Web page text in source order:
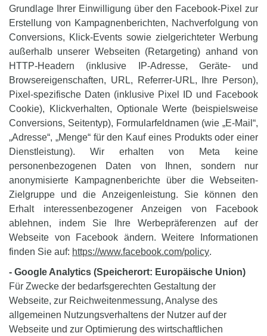
Grundlage Ihrer Einwilligung über den Facebook-Pixel zur
Erstellung von Kampagnenberichten, Nachverfolgung von
Conversions, Klick-Events sowie zielgerichteter Werbung
außerhalb unserer Webseiten (Retargeting) anhand von
HTTP-Headern (inklusive IP-Adresse, Geräte- und
Browsereigenschaften, URL, Referrer-URL, Ihre Person),
Pixel-spezifische Daten (inklusive Pixel ID und Facebook
Cookie), Klickverhalten, Optionale Werte (beispielsweise
Conversions, Seitentyp), Formularfeldnamen (wie „E-Mail“,
„Adresse“, „Menge“ für den Kauf eines Produkts oder einer
Dienstleistung). Wir erhalten von Meta keine
personenbezogenen Daten von Ihnen, sondern nur
anonymisierte Kampagnenberichte über die Webseiten-
Zielgruppe und die Anzeigenleistung. Sie können den
Erhalt interessenbezogener Anzeigen von Facebook
ablehnen, indem Sie Ihre Werbepräferenzen auf der
Webseite von Facebook ändern. Weitere Informationen
finden Sie auf: https://www.facebook.com/policy.
- Google Analytics (Speicherort: Europäische Union)
Für Zwecke der bedarfsgerechten Gestaltung der
Webseite, zur Reichweitenmessung, Analyse des
allgemeinen Nutzungsverhaltens der Nutzer auf der
Webseite und zur Optimierung des wirtschaftlichen